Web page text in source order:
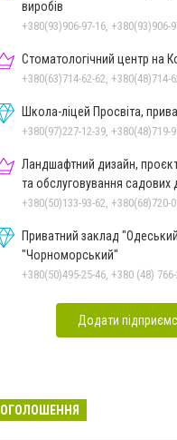
виробів
+380(93)906-97-16, +380(93)906-
Стоматологічний центр на
Школа-ліцей Просвіта,
Ландшафтний дизайн,
та обслуговування садових
+380(50)133-93-62, +380(68)720-
Приватний заклад "Одеський ліцей
"Чорноморський"
Додати
ОГОЛОШЕННЯ